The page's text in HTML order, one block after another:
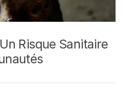
Risque Sanitaire